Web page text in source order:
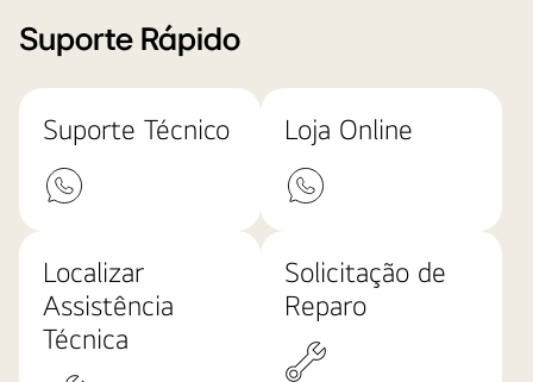
Suporte Rápido
Suporte Técnico Loja Online
Localizar
Assistência
Técnica
Solicitação de
Reparo